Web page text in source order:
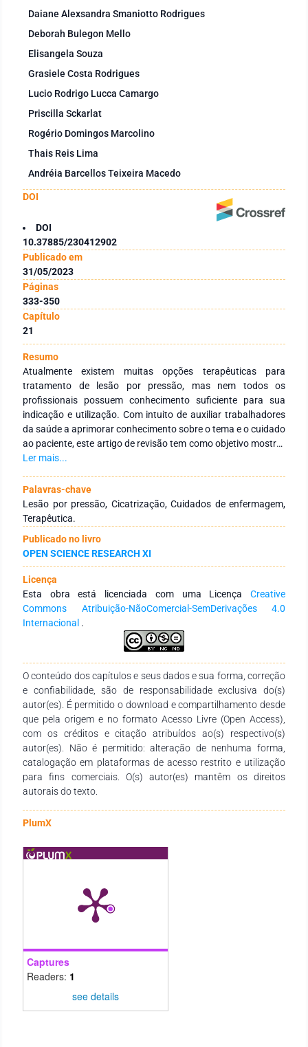
Daiane Alexsandra Smaniotto Rodrigues
Deborah Bulegon Mello
Elisangela Souza
Grasiele Costa Rodrigues
Lucio Rodrigo Lucca Camargo
Priscilla Sckarlat
Rogério Domingos Marcolino
Thais Reis Lima
Andréia Barcellos Teixeira Macedo
DOI
DOI
10.37885/230412902
Publicado em
31/05/2023
Páginas
333-350
Capítulo
21
Resumo
Atualmente existem muitas opções terapêuticas para
tratamento de lesão por pressão, mas nem todos os
profissionais possuem conhecimento suficiente para sua
indicação e utilização. Com intuito de auxiliar trabalhadores
da saúde a aprimorar conhecimento sobre o tema e o cuidado
ao paciente, este artigo de revisão tem como objetivo mostrar
características de terapias tópicas para tratamento de
uma visão geral de diferentes tecnologias e produtos,
apresentando mecanismo de ação, benefícios e indicações.
Desta forma, serão abordadas a terapia por pressão
negativa, terapia a laser de baixa potência, eletroterapia e
terapia com derivados sanguíneos, além de uma série de
produtos que podem ser utilizados como cobertura primária
em lesão por pressão. Em um próximo capítulo, os autores
irão mostrar outros opções de terapias para lesão por
Ler mais...
Palavras-chave
Lesão por pressão, Cicatrização, Cuidados de enfermagem,
Terapêutica.
Publicado no livro
OPEN SCIENCE RESEARCH XI
Licença
Esta obra está licenciada com uma Licença Creative
Commons Atribuição-NãoComercial-SemDerivações 4.0
Internacional .
O conteúdo dos capítulos e seus dados e sua forma, correção
e confiabilidade, são de responsabilidade exclusiva do(s)
autor(es). É permitido o download e compartilhamento desde
que pela origem e no formato Acesso Livre (Open Access),
com os créditos e citação atribuídos ao(s) respectivo(s)
autor(es). Não é permitido: alteração de nenhuma forma,
catalogação em plataformas de acesso restrito e utilização
para fins comerciais. O(s) autor(es) mantêm os direitos
autorais do texto.
PlumX
Captures
Readers: 1
see details